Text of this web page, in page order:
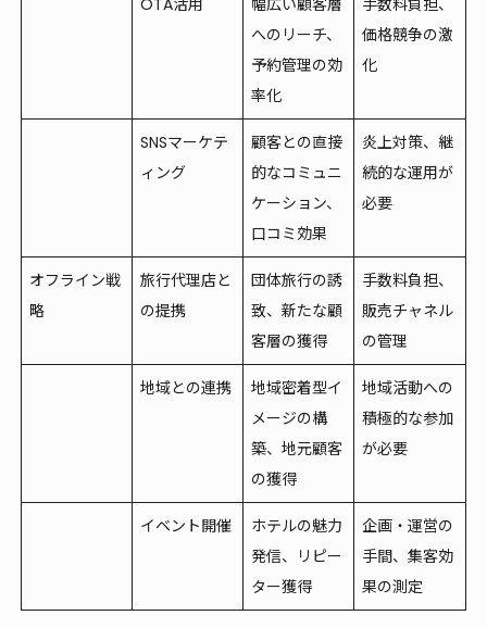
OTA活用
幅広い顧客層
へのリーチ、
予約管理の効
率化
手数料負担、
価格競争の激
化
SNSマーケテ
ィング
顧客との直接
的なコミュニ
ケーション、
口コミ効果
炎上対策、継
続的な運用が
必要
オフライン戦
略
旅行代理店と
の提携
団体旅行の誘
致、新たな顧
客層の獲得
手数料負担、
販売チャネル
の管理
地域との連携
地域密着型イ
メージの構
築、地元顧客
の獲得
地域活動への
積極的な参加
が必要
イベント開催
ホテルの魅力
発信、リピー
ター獲得
企画・運営の
手間、集客効
果の測定